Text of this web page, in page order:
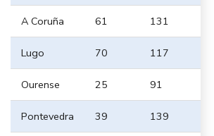
A Coruña 61 131
Lugo 70 117
Ourense 25 91
Pontevedra 39 139